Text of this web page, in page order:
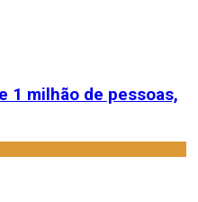
1 milhão de pessoas,